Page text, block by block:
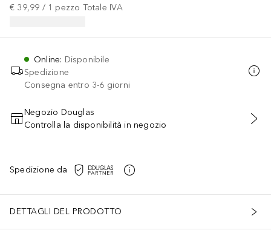
€ 39,99 / 1 pezzo Totale IVA
Online: Disponibile
Spedizione
Consegna entro 3-6 giorni
AGGIUNGI AL CARRELLO
Negozio Douglas
Controlla la disponibilità in negozio
Spedizione da
DETTAGLI DEL PRODOTTO